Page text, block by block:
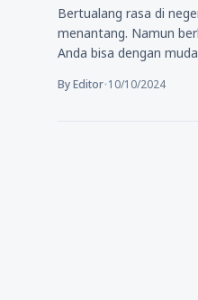
Bertualang rasa di
menantang. Namun
Anda bisa dengan
By Editor•10/10/2024